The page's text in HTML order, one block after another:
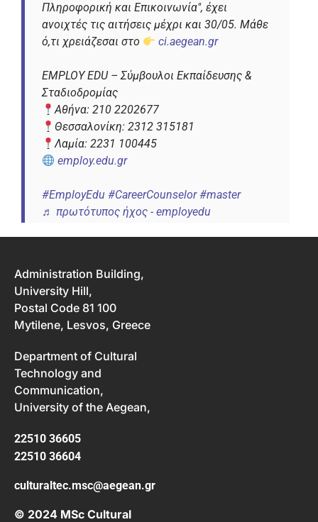
Πληροφορική και Επικοινωνία", έχει
ανοιχτές τις αιτήσεις μέχρι και 30/05. Μάθε
ό,τι χρειάζεσαι στο
ci.aegean.gr
EMPLOY EDU – Σύμβουλοι Εκπαίδευσης &
Σταδιοδρομίας
Αθήνα: 210 2202677
Θεσσαλονίκη: 2312 315181
Λαμία: 2231 100445
employ.edu.gr
#EmployEdu #CareerCounselor #master
♬ πρωτότυπος ήχος - employedu
Administration Building,
University Hill,
Postal Code 81 100
Mytilene, Lesvos, Greece
Department of Cultural
Technology and
Communication,
University of the Aegean,
22510 36605
22510 36604
culturaltec.msc@aegean.gr
© 2024 MSc Cultural